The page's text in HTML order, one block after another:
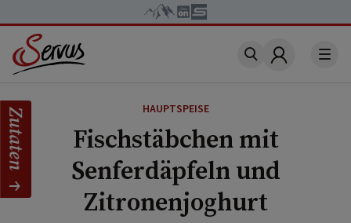
Account
HAUPTSPEISE
Fischstäbchen mit
Senferdäpfeln und
Zitronenjoghurt
Zutaten